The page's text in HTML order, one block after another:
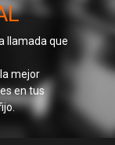
llamada que
mejor
en tus